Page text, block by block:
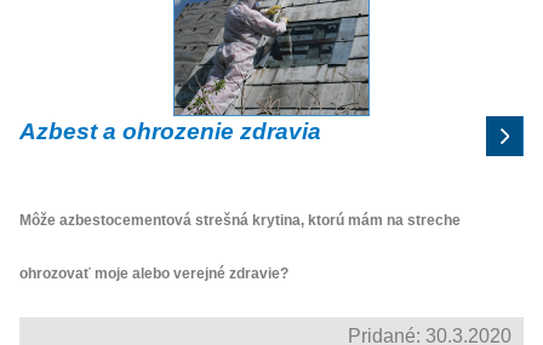
Azbest a ohrozenie zdravia
Môže azbestocementová strešná krytina, ktorú mám na streche
ohrozovať moje alebo verejné zdravie?
Pridané: 30.3.2020